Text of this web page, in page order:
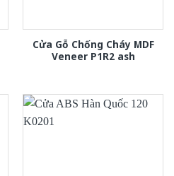
Cửa Gỗ Chống Cháy MDF
Veneer P1R2 ash